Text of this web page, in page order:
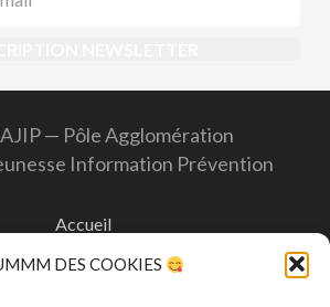
DES COOKIES
— Pôle Agglomération
Information Prévention
Accueil